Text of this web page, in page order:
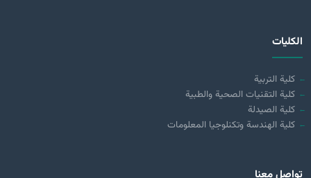
الكليات
كلية التربية
كلية التقنيات الصحية والطبية
كلية الصيدلة
كلية الهندسة وتكنلوجيا المعلومات
تواصل معنا